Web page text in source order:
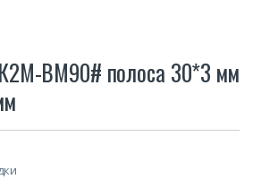
BМ90# полоса 30*3 мм